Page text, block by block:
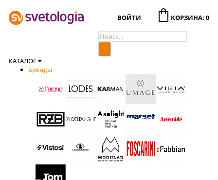
ВОЙТИ КОРЗИНА: 0
КАТАЛОГ
Бренды